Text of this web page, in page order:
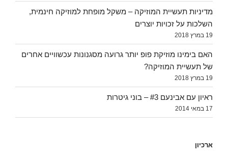
מדיניות תעשיית המוזיקה – משקל מופחת למוזיקה חינמית,
השלכות על זכויות יוצרים
19 במרץ 2018
האם בימינו מוזיקת פופ יותר גרועה מסגנונות עכשוויים אחרים
של תעשיית המוזיקה?
19 במרץ 2018
ראיון עם אבינעם #3 – בוני גיטרות
17 במאי 2014
ארכיון